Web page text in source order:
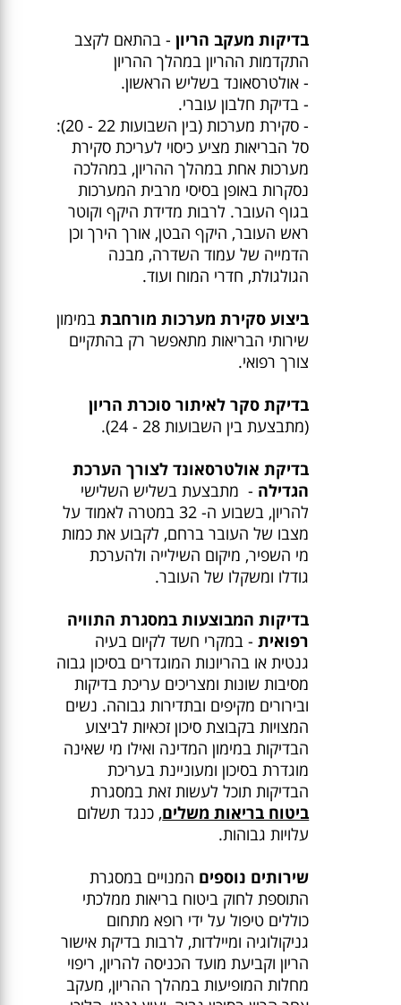
בדיקות מעקב הריון- בהתאם לקצב
התקדמות ההריון במהלך ההריון
- אולטרסאונד בשליש הראשון.
- בדיקת חלבון עוברי.
- סקירת מערכות (בין השבועות 22 - 20):
סל הבריאות מציע כיסוי לעריכת סקירת
מערכות אחת במהלך ההריון, במהלכה
נסקרות באופן בסיסי מרבית המערכות
בגוף העובר. לרבות מדידת היקף וקוטר
ראש העובר, היקף הבטן, אורך הירך וכן
הדמייה של עמוד השדרה, מבנה
הגולגולת, חדרי המוח ועוד.
ביצוע סקירת מערכות מורחבת במימון
שירותי הבריאות מתאפשר רק בהתקיים
צורך רפואי.
בדיקת סקר לאיתור סוכרת הריון
(מתבצעת בין השבועות 28 - 24).
בדיקת אולטרסאונד לצורך הערכת
הגדילה - מתבצעת בשליש השלישי
להריון, בשבוע ה- 32 במטרה לאמוד על
מצבו של העובר ברחם, לקבוע את כמות
מי השפיר, מיקום השילייה ולהערכת
גודלו ומשקלו של העובר.
בדיקות המבוצעות במסגרת התוויה
רפואית - במקרי חשד לקיום בעיה
גנטית או בהריונות המוגדרים בסיכון גבוה
מסיבות שונות ומצריכים עריכת בדיקות
ובירורים מקיפים ובתדירות גבוהה. נשים
המצויות בקבוצת סיכון זכאיות לביצוע
הבדיקות במימון המדינה ואילו מי שאינה
מוגדרת בסיכון ומעוניינת בעריכת
הבדיקות תוכל לעשות זאת במסגרת
ביטוח בריאות משלים, כנגד תשלום
עלויות גבוהות.
שירותים נוספים המנויים במסגרת
התוספת לחוק ביטוח בריאות ממלכתי
כוללים טיפול על ידי רופא מתחום
גניקולוגיה ומיילדות, לרבות בדיקת אישור
הריון וקביעת מועד הכניסה להריון, ריפוי
מחלות המופיעות במהלך ההריון, מעקב